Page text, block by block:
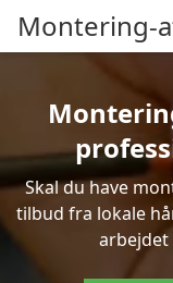
Montering-
Skal du have
tilbud fra lokale